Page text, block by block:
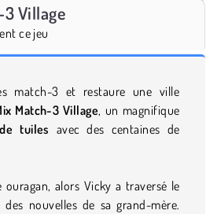
3 Village
ce jeu
match-3 et restaure une ville
Match-3 Village, un magnifique
tuiles avec des centaines de
alors Vicky a traversé le
nouvelles de sa grand-mère.